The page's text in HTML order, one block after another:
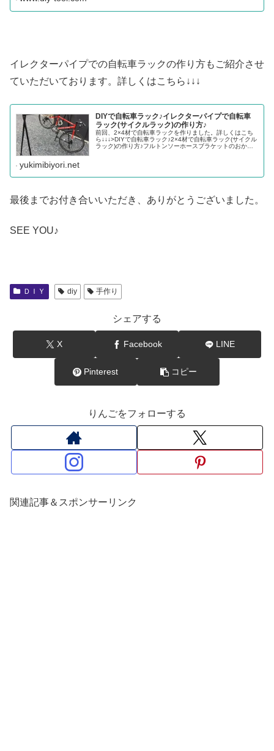
イレクターパイプでの自転車ラックの作り方もご紹介させ
ていただいております。詳しくはこちら↓↓↓
DIYで自転車ラック♪イレクターパイプで自転車
ラック(サイクルラック)の作り方♪
前回、2×4材で自転車ラックを作りました。詳しくはこち
ら↓↓↓>DIYで自転車ラック♪2×4材で自転車ラック(サイクル
ラック)の作り方♪フルトンソーホースブラケットのおかげ
yukimibiyori.net
最後までお付き合いいただき、ありがとうございました。
SEE YOU♪
ＤＩＹ diy 手作り
シェアする
X Facebook LINE
Pinterest コピー
りんごをフォローする
関連記事＆スポンサーリンク